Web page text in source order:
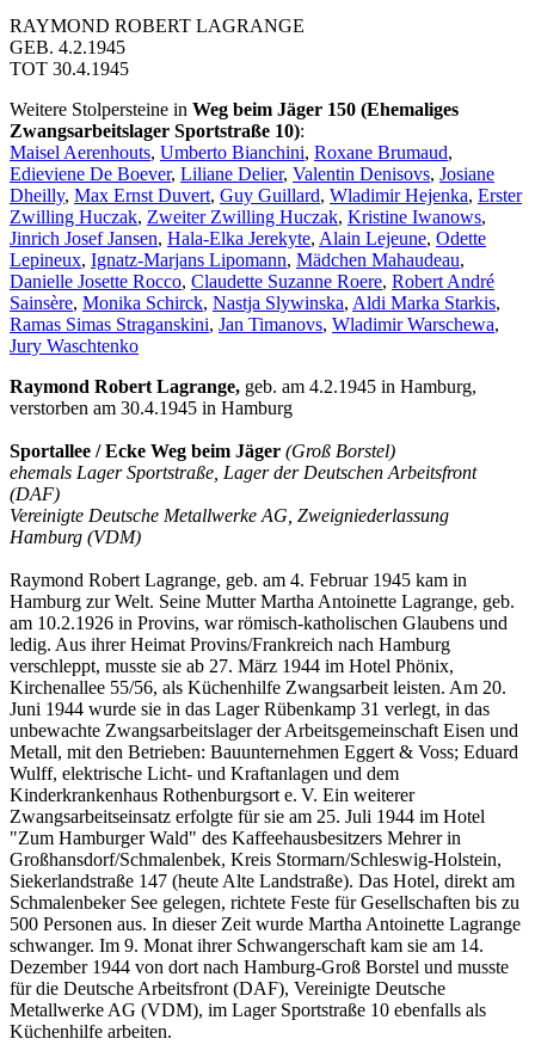
RAYMOND ROBERT LAGRANGE
GEB. 4.2.1945
TOT 30.4.1945
Weitere Stolpersteine in Weg beim Jäger 150 (Ehemaliges
Zwangsarbeitslager Sportstraße 10):
Maisel Aerenhouts, Umberto Bianchini, Roxane Brumaud,
Edieviene De Boever, Liliane Delier, Valentin Denisovs, Josiane
Dheilly, Max Ernst Duvert, Guy Guillard, Wladimir Hejenka, Erster
Zwilling Huczak, Zweiter Zwilling Huczak, Kristine Iwanows,
Jinrich Josef Jansen, Hala-Elka Jerekyte, Alain Lejeune, Odette
Lepineux, Ignatz-Marjans Lipomann, Mädchen Mahaudeau,
Danielle Josette Rocco, Claudette Suzanne Roere, Robert André
Sainsère, Monika Schirck, Nastja Slywinska, Aldi Marka Starkis,
Ramas Simas Straganskini, Jan Timanovs, Wladimir Warschewa,
Jury Waschtenko
Raymond Robert Lagrange, geb. am 4.2.1945 in Hamburg,
verstorben am 30.4.1945 in Hamburg
Sportallee / Ecke Weg beim Jäger (Groß Borstel)
ehemals Lager Sportstraße, Lager der Deutschen Arbeitsfront
(DAF)
Vereinigte Deutsche Metallwerke AG, Zweigniederlassung
Hamburg (VDM)
Raymond Robert Lagrange, geb. am 4. Februar 1945 kam in
Hamburg zur Welt. Seine Mutter Martha Antoinette Lagrange, geb.
am 10.2.1926 in Provins, war römisch-katholischen Glaubens und
ledig. Aus ihrer Heimat Provins/Frankreich nach Hamburg
verschleppt, musste sie ab 27. März 1944 im Hotel Phönix,
Kirchenallee 55/56, als Küchenhilfe Zwangsarbeit leisten. Am 20.
Juni 1944 wurde sie in das Lager Rübenkamp 31 verlegt, in das
unbewachte Zwangsarbeitslager der Arbeitsgemeinschaft Eisen und
Metall, mit den Betrieben: Bauunternehmen Eggert & Voss; Eduard
Wulff, elektrische Licht- und Kraftanlagen und dem
Kinderkrankenhaus Rothenburgsort e. V. Ein weiterer
Zwangsarbeitseinsatz erfolgte für sie am 25. Juli 1944 im Hotel
"Zum Hamburger Wald" des Kaffeehausbesitzers Mehrer in
Großhansdorf/Schmalenbek, Kreis Stormarn/Schleswig-Holstein,
Siekerlandstraße 147 (heute Alte Landstraße). Das Hotel, direkt am
Schmalenbeker See gelegen, richtete Feste für Gesellschaften bis zu
500 Personen aus. In dieser Zeit wurde Martha Antoinette Lagrange
schwanger. Im 9. Monat ihrer Schwangerschaft kam sie am 14.
Dezember 1944 von dort nach Hamburg-Groß Borstel und musste
für die Deutsche Arbeitsfront (DAF), Vereinigte Deutsche
Metallwerke AG (VDM), im Lager Sportstraße 10 ebenfalls als
Küchenhilfe arbeiten.